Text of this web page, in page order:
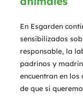
En Esgarden
sensibilizados
responsable, la
padrinos y
encuentran en los
de que si